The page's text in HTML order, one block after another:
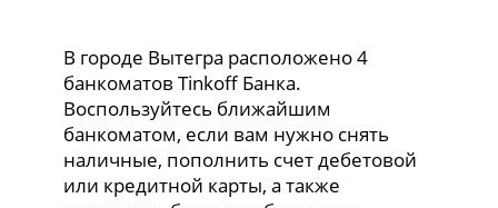
В городе Вытегра расположено 4
банкоматов Tinkoff Банка.
Воспользуйтесь ближайшим
банкоматом, если вам нужно снять
наличные, пополнить счет дебетовой
или кредитной карты, а также